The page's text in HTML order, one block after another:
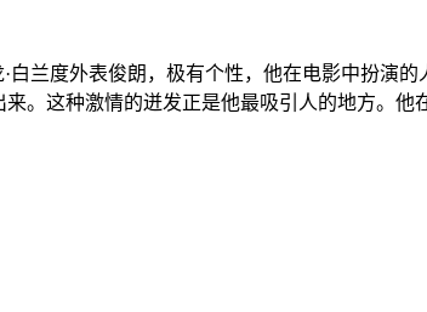
白兰度外表俊朗，极有个性，他在电影中扮演
。这种激情的迸发正是他最吸引人的地方。